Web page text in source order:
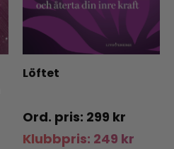
Löftet
299 kr
Klubbpris: 249 kr